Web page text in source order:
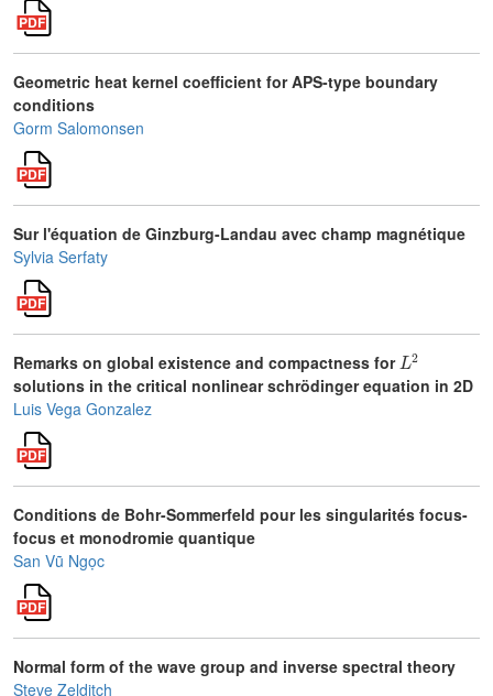
Geometric heat kernel coefficient for APS-type boundary
conditions
Gorm Salomonsen
Sur l'équation de Ginzburg-Landau avec champ magnétique
Sylvia Serfaty
Remarks on global existence and compactness for L2
solutions in the critical nonlinear schrödinger equation in 2D
Luis Vega Gonzalez
Conditions de Bohr-Sommerfeld pour les singularités focus-
focus et monodromie quantique
San Vũ Ngọc
Normal form of the wave group and inverse spectral theory
Steve Zelditch